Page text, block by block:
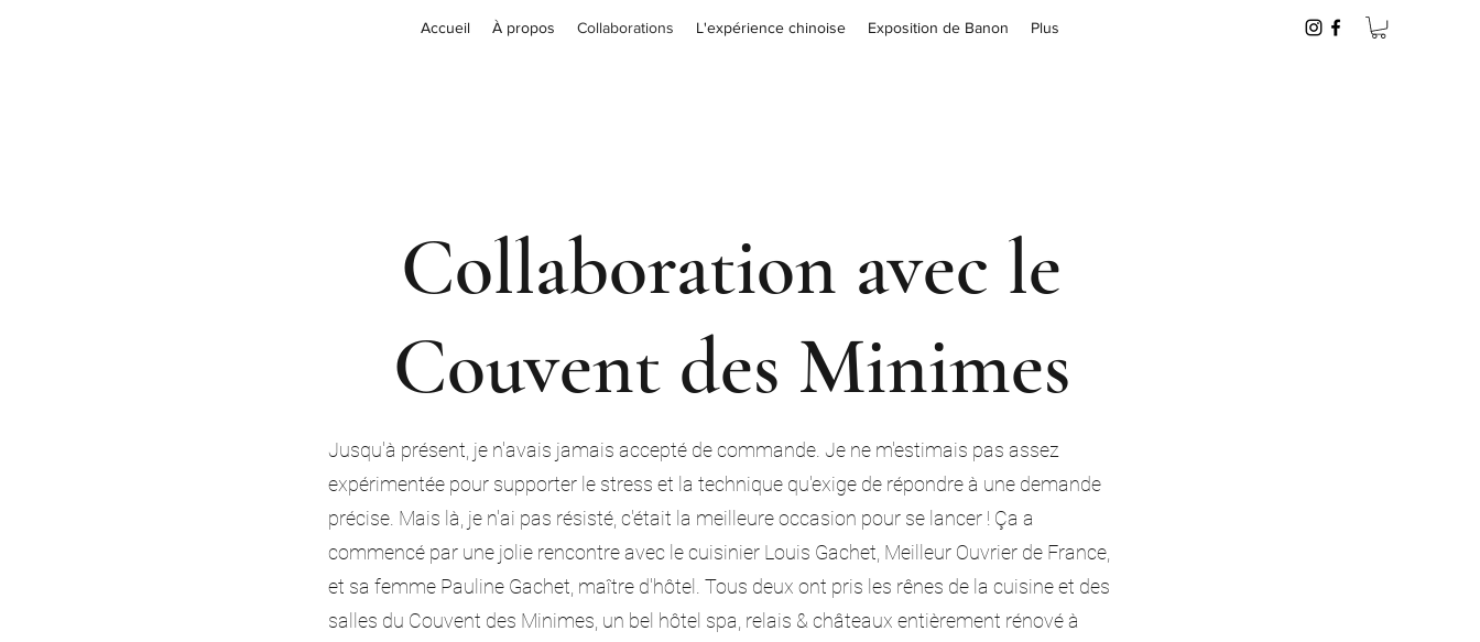
Accueil À propos Collaborations L'expérience chinoise Exposition de Banon Plus
Collaboration avec le
Couvent des Minimes
Jusqu'à présent, je n'avais jamais accepté de commande. Je ne m'estimais pas assez
expérimentée pour supporter le stress et la technique qu'exige de répondre à une demande
précise. Mais là, je n'ai pas résisté, c'était la meilleure occasion pour se lancer ! Ça a
commencé par une jolie rencontre avec le cuisinier Louis Gachet, Meilleur Ouvrier de France,
et sa femme Pauline Gachet, maître d'hôtel. Tous deux ont pris les rênes de la cuisine et des
salles du Couvent des Minimes, un bel hôtel spa, relais & châteaux entièrement rénové à